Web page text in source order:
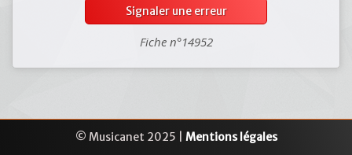
Signaler une erreur
Fiche n°14952
© Musicanet 2025 | Mentions légales